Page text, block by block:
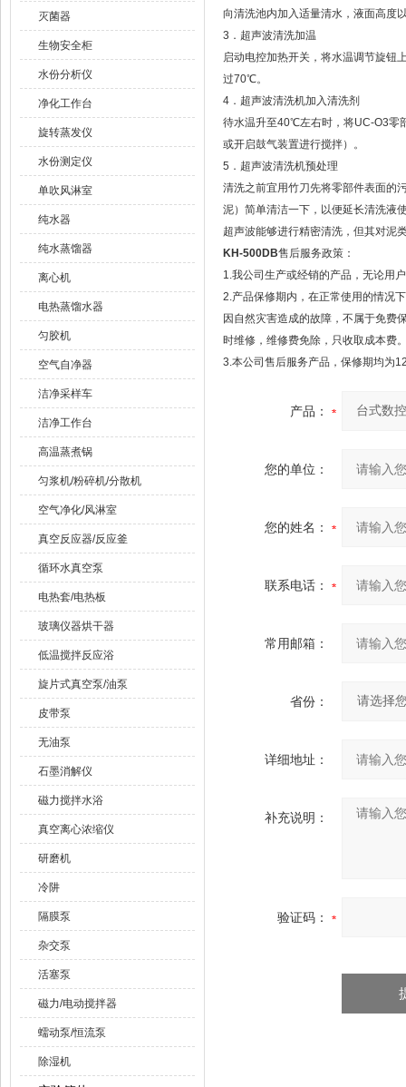
灭菌器
生物安全柜
水份分析仪
净化工作台
旋转蒸发仪
水份测定仪
单吹风淋室
纯水器
纯水蒸馏器
离心机
电热蒸馏水器
匀胶机
空气自净器
洁净采样车
洁净工作台
高温蒸煮锅
匀浆机/粉碎机/分散机
空气净化/风淋室
真空反应器/反应釜
循环水真空泵
电热套/电热板
玻璃仪器烘干器
低温搅拌反应浴
旋片式真空泵/油泵
皮带泵
无油泵
石墨消解仪
磁力搅拌水浴
真空离心浓缩仪
研磨机
冷阱
隔膜泵
杂交泵
活塞泵
磁力/电动搅拌器
蠕动泵/恒流泵
除湿机
向清洗池内加入适量清水，液面高度
3．超声波清洗加温
启动电控加热开关，将水温调节旋钮
过70℃。
4．超声波清洗机加入清洗剂
待水温升至40℃左右时，将UC-O3零
或开启鼓气装置进行搅拌）。
5．超声波清洗机预处理
清洗之前宜用竹刀先将零部件表面的
泥）简单清洁一下，以便延长清洗液
超声波能够进行精密清洗，但其对泥
KH-500DB售后服务政策：
1.我公司生产或经销的产品，无论用
2.产品保修期内，在正常使用的情况
因自然灾害造成的故障，不属于免费
时维修，维修费免除，只收取成本费
3.本公司售后服务产品，保修期均为
产品：
您的单位：
您的姓名：
联系电话：
常用邮箱：
省份：
详细地址：
补充说明：
验证码：